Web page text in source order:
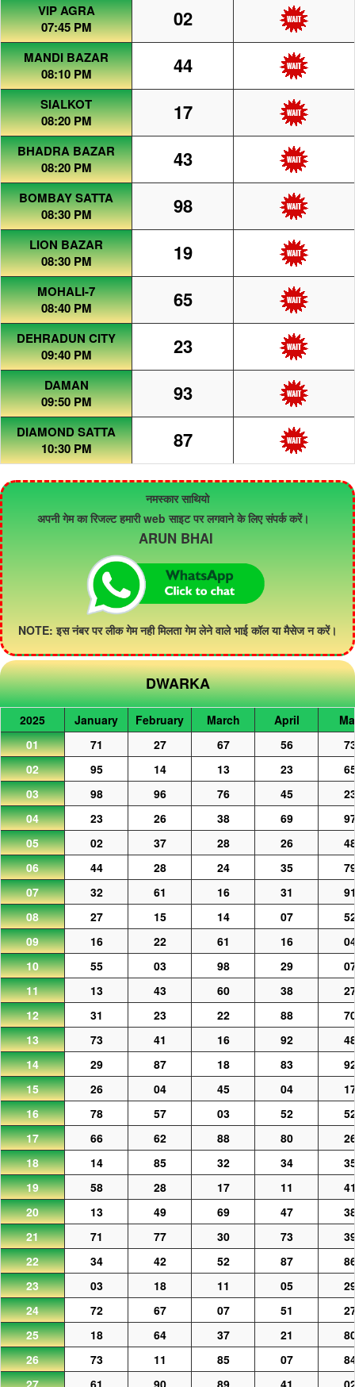
VIP AGRA
07:45 PM
02
MANDI BAZAR
08:10 PM
44
SIALKOT
08:20 PM
17
BHADRA BAZAR
08:20 PM
43
BOMBAY SATTA
08:30 PM
98
LION BAZAR
08:30 PM
19
MOHALI-7
08:40 PM
65
DEHRADUN CITY
09:40 PM
23
DAMAN
09:50 PM
93
DIAMOND SATTA
10:30 PM
87
नमस्कार साथियो
अपनी गेम का रिजल्ट हमारी web साइट पर लगवाने के लिए संपर्क करें।
ARUN BHAI
NOTE: इस नंबर पर लीक गेम नही मिलता गेम लेने वाले भाई कॉल या मैसेज न करें।
DWARKA
2025 January February March April
01
71 27 67 56
02
95 14 13 23
03
98 96 76 45
04
23 26 38 69
05
02 37 28 26
06
44 28 24 35
07
32 61 16 31
08
27 15 14 07
09
16 22 61 16
10
55 03 98 29
11
13 43 60 38
12
31 23 22 88
13
73 41 16 92
14
29 87 18 83
15
26 04 45 04
16
78 57 03 52
17
66 62 88 80
18
14 85 32 34
19
58 28 17 11
20
13 49 69 47
21
71 77 30 73
22
34 42 52 87
23
03 18 11 05
24
72 67 07 51
25
18 64 37 21
26
73 11 85 07
27
61 90 89 41